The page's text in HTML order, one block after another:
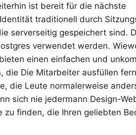
ist bereit für die nächste
traditionell durch
serverseitig gespeichert sind.
verwendet werden.
einen einfachen und
die Die Mitarbeiter ausfüllen
die Leute normalerweise
sich nie jedermann Design-
zu finden, die Ihren geliebten